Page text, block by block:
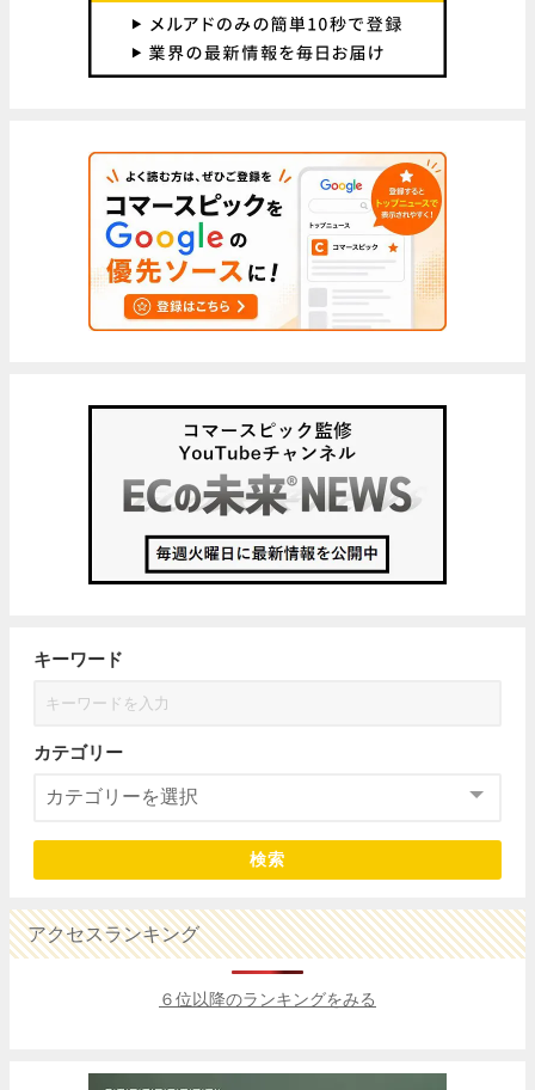
キーワード
カテゴリー
検索
アクセスランキング
６位以降のランキングをみる